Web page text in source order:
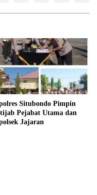
Situbondo Pimpin
Pejabat Utama dan
Jajaran